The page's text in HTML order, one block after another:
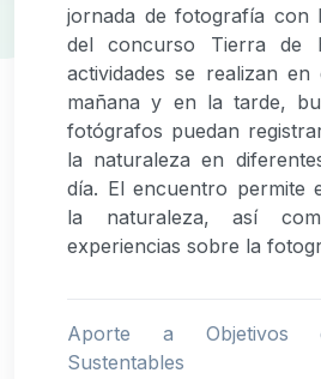
jornada de fotografía con
del concurso Tierra de
actividades se realizan
mañana y en la tarde,
fotógrafos puedan
la naturaleza en
día. El encuentro permite
la naturaleza, así
experiencias sobre la
Aporte a Objetivos
Sustentables